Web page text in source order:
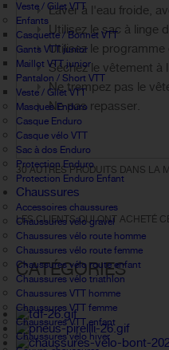
Veste / Gilet VTT
Enfants
Casquette / Bonnet VTT
Gants VTT junior
Maillot VTT junior
Pantalon / Short VTT
Veste / Gilet VTT
Masques Enduro
Casque Enduro
Casque vélo VTT
Sac à dos Enduro
Protection Enduro
Protection Enduro Enfant
Chaussures
Accessoires chaussures
Chaussures vélo gravel
Chaussures vélo route homme
Chaussures vélo route femme
Chaussures vélo route enfant
Chaussures vélo triathlon
Chaussures VTT homme
Chaussures VTT femme
Chaussures VTT enfant
Chaussures vélo hiver
Laver à l'eau froide,
Utilisez le sac à linge
Utilisez le
Séchez le vêtement à
Ne trempez pas le
Ne pas repasser.
30 AUTRES PRODUITS DANS LA
LES CLIENTS QUI ONT ACHETÉ
CATÉGORIES